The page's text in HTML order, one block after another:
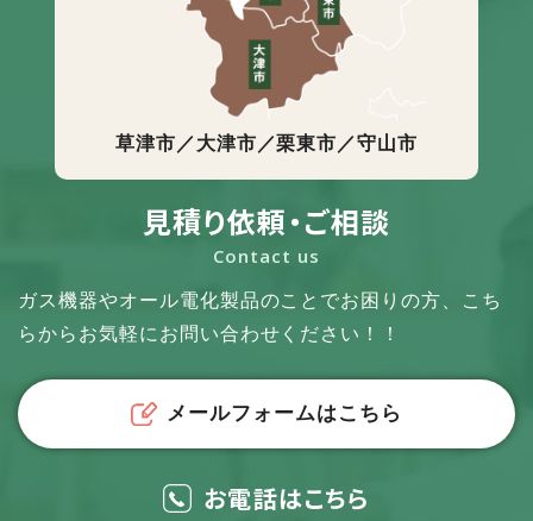
草津市／大津市／栗東市／守山市
見積り依頼・ご相談
Contact us
ガス機器やオール電化製品のことでお困りの方、
こち
らからお気軽にお問い合わせください！！
メールフォームはこちら
お電話はこちら